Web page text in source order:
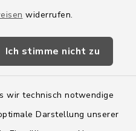
widerrufen.
Ich stimme nicht zu
wir technisch notwendige
Darstellung unserer